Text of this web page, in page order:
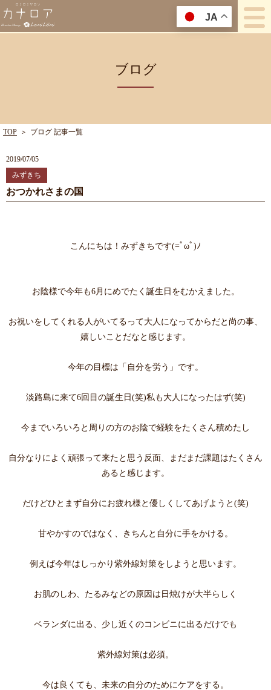
ブログ
TOP ＞ ブログ 記事一覧
2019/07/05
みずきち
おつかれさまの国
こんにちは！みずきちです(=ﾟωﾟ)ﾉ
お陰様で今年も6月にめでたく誕生日をむかえました。
お祝いをしてくれる人がいてるって大人になってからだと尚の事、
嬉しいことだなと感じます。
今年の目標は「自分を労う」です。
淡路島に来て6回目の誕生日(笑)私も大人になったはず(笑)
今までいろいろと周りの方のお陰で経験をたくさん積めたし
自分なりによく頑張って来たと思う反面、まだまだ課題はたくさん
あると感じます。
だけどひとまず自分にお疲れ様と優しくしてあげようと(笑)
甘やかすのではなく、きちんと自分に手をかける。
例えば今年はしっかり紫外線対策をしようと思います。
お肌のしわ、たるみなどの原因は日焼けが大半らしく
ベランダに出る、少し近くのコンビニに出るだけでも
紫外線対策は必須。
今は良くても、未来の自分のためにケアをする。
JA